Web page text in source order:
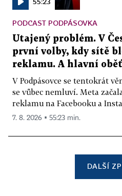
PODCAST PODPÁSOVKA
Utajený problém. V
první volby, kdy sítě
reklamu. A hlavní
V Podpásovce se tentokrát
se vůbec nemluví. Meta
reklamu na Facebooku a
7. 8. 2026 ▪ 55:23 min.
DALŠÍ